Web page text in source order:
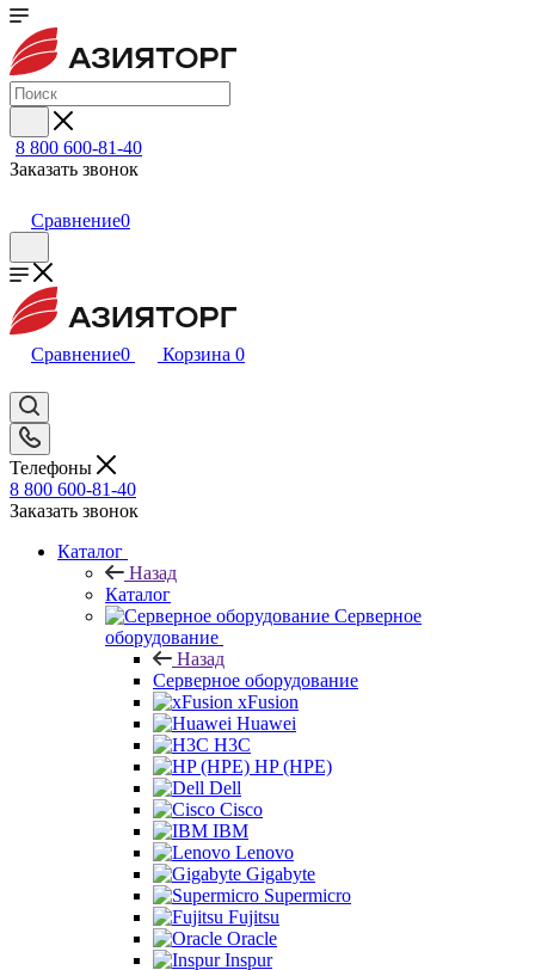
8 800 600-81-40
Заказать звонок
Сравнение0
Сравнение0 Корзина 0
Телефоны
8 800 600-81-40
Заказать звонок
Каталог
Назад
Каталог
Серверное
оборудование
Назад
Серверное оборудование
xFusion
Huawei
H3C
HP (HPE)
Dell
Cisco
IBM
Lenovo
Gigabyte
Supermicro
Fujitsu
Oracle
Inspur